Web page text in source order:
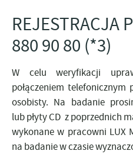
REJESTRACJA
880 90 80 (*3)
W celu weryfikacji
połączeniem
osobisty. Na badanie
lub płyty CD z poprzednich
wykonane w pracowni LUX
na badanie w czasie